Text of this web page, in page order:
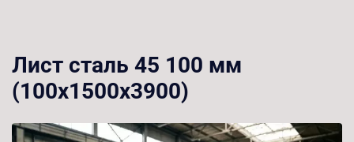
Лист сталь 45 100 мм
(100х1500х3900)